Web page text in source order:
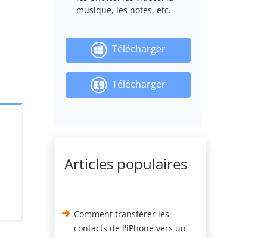
musique, les notes, etc.
Télécharger
Télécharger
Articles populaires
Comment transférer les
contacts de l'iPhone vers un